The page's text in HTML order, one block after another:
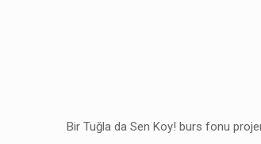
Bir Tuğla da Sen Koy! burs fonu